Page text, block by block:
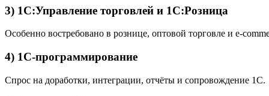
3) 1С:Управление торговлей и 1С:Розница
Особенно востребовано в рознице, оптовой торговле и e-
4) 1С-программирование
Спрос на доработки, интеграции, отчёты и сопровождение 1С.